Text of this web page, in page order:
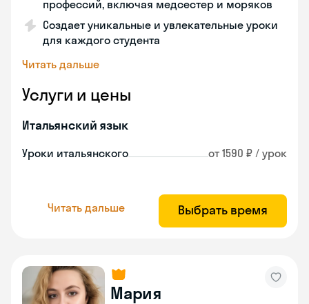
профессий, включая медсестер и моряков
Создает уникальные и увлекательные уроки
для каждого студента
Читать дальше
Услуги и цены
Итальянский язык
Уроки итальянского от 1590 ₽ / урок
Читать дальше Выбрать время
Мария